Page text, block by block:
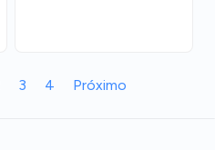
3 4 Próximo